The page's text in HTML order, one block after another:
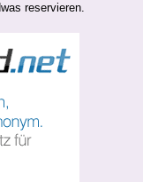
reservieren.